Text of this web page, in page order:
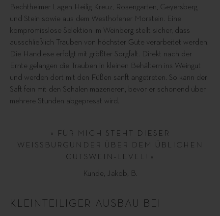
Bechtheimer Lagen Heilig Kreuz, Rosengarten, Geyersberg
und Stein sowie aus dem Westhofener Morstein. Eine
kompromisslose Selektion im Weinberg stellt sicher, dass
ausschließlich Trauben von höchster Güte verarbeitet werden.
Die Handlese erfolgt mit größter Sorgfalt. Direkt nach der
Ernte gelangen die Trauben in kleinen Behältern ins Weingut
und werden dort mit den Füßen sanft angetreten. So kann der
Saft fein mit den Schalen mazerieren, bevor er schonend über
mehrere Stunden abgepresst wird.
» FÜR MICH STEHT DIESER
WEISSBURGUNDER ÜBER DEM ÜBLICHEN
GUTSWEIN-LEVEL! «
Kunde, Jakob, B.
KLEINTEILIGER AUSBAU BEI